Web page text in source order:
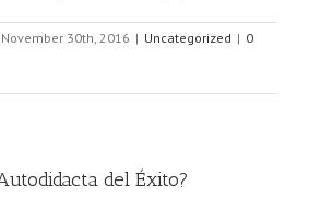
November 30th, 2016 | Uncategorized | 0
del Éxito?